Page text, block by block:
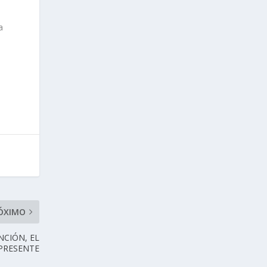
EL